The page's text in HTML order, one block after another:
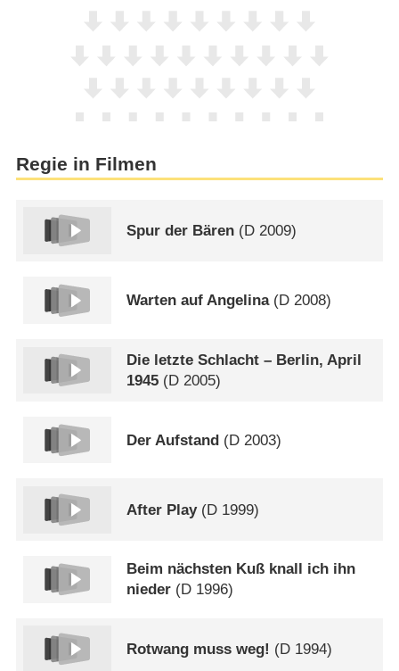
Regie in Filmen
Spur der Bären (D 2009)
Warten auf Angelina(D 2008)
Die letzte Schlacht – Berlin, April
1945 (D 2005)
Der Aufstand (D 2003)
After Play(D 1999)
Beim nächsten Kuß knall ich ihn
nieder (D 1996)
Rotwang muss weg! (D 1994)